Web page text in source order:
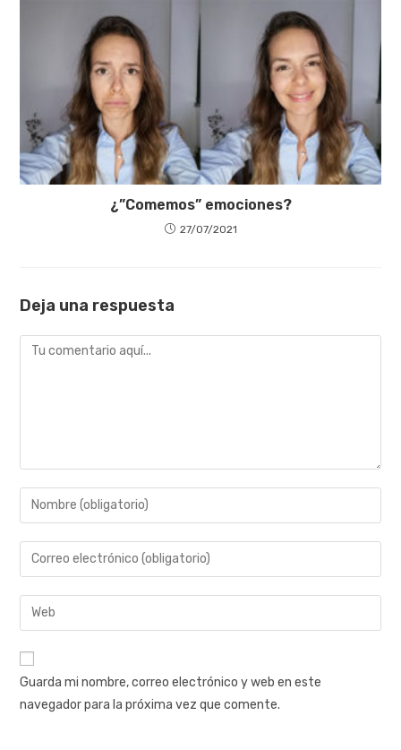
¿”Comemos” emociones?
27/07/2021
Deja una respuesta
Guarda mi nombre, correo electrónico y web en este
navegador para la próxima vez que comente.